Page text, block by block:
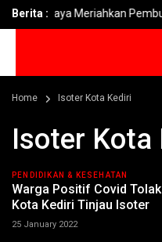
Berita : Meriahkan
Home Isoter Kota Kediri
Isoter Kota
PENDIDIKAN & KESEHATAN
Warga Positif Covid
Kota Kediri Tinjau Isoter
25 January 2022